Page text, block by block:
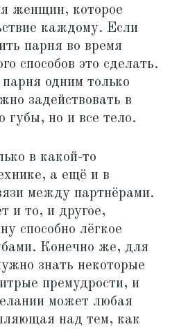
женщин, которое
каждому. Если
парня во время
способов это сделать.
одним только
задействовать в
губы, но и все тело.
в какой-то
а ещё и в
между партнёрами.
и то, и другое,
способно лёгкое
Конечно же, для
знать некоторые
премудрости, и
может любая
над тем, как